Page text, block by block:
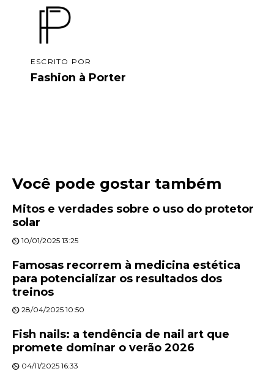
ESCRITO POR
Fashion à Porter
Você pode gostar também
Mitos e verdades sobre o uso do protetor
solar
10/01/2025 13:25
Famosas recorrem à medicina estética
para potencializar os resultados dos
treinos
28/04/2025 10:50
Fish nails: a tendência de nail art que
promete dominar o verão 2026
04/11/2025 16:33